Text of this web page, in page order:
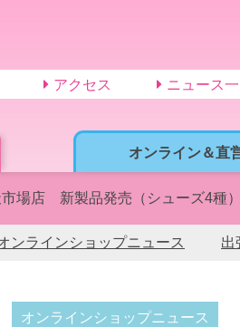
オンライン＆直
アクセス ニュース
場店 新製品発売（シューズ4種）
ンラインショップニュース 出
オンラインショップニュース